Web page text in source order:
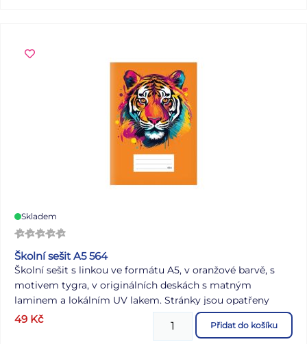
Skladem
Školní sešit A5 564
Školní sešit s linkou ve formátu A5, v oranžové barvě, s
motivem tygra, v originálních deskách s matným
laminem a lokálním UV lakem. Stránky jsou opatřeny
okraji o šířce 1,5 cm. Typ: 564 Formát: A5 Motiv: tygr
Barva: oranžová Šířka řádku: 8 mm Počet listů: 60 s linkou
49 Kč Přidat do košíku